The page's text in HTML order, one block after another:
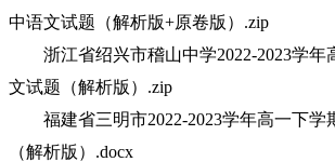
中语文试题（解析版+原卷版）.zip
浙江省绍兴市稽山中学2022-2023学年
文试题（解析版）.zip
福建省三明市2022-2023学年高一下学
（解析版）.docx